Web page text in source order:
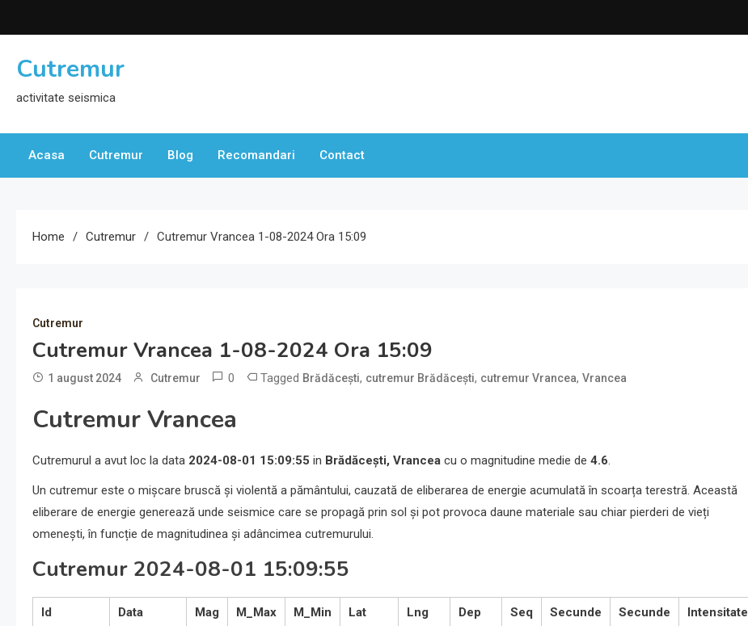
to
Cutremur
activitate seismica
Acasa Cutremur Blog Recomandari Contact
Home Cutremur Cutremur Vrancea 1-08-2024 Ora 15:09
Cutremur
Cutremur Vrancea 1-08-2024 Ora 15:09
1 august 2024 Cutremur 0 Tagged Brădăcești, cutremur Brădăcești, cutremur Vrancea, Vrancea
Cutremur Vrancea
Cutremurul a avut loc la data 2024-08-01 15:09:55 in Brădăcești, Vrancea cu o magnitudine medie de 4.6.
Un cutremur este o mișcare bruscă și violentă a pământului, cauzată de eliberarea de energie acumulată în scoarța terestră. Această
eliberare de energie generează unde seismice care se propagă prin sol și pot provoca daune materiale sau chiar pierderi de vieți
omenești, în funcție de magnitudinea și adâncimea cutremurului.
Cutremur 2024-08-01 15:09:55
Id
Data
Mag M_Max M_Min Lat Lng Dep Seq
Secunde
Secunde
Intensitate